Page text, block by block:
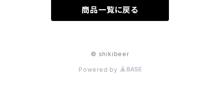
商品一覧に戻る
© shikibeer
Powered by